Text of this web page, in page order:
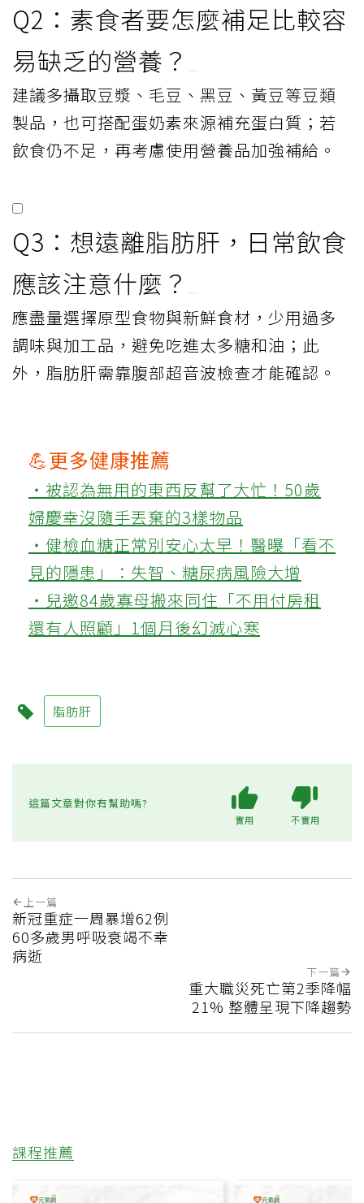
Q2：素食者要怎麼補足比較容
易缺乏的營養？
建議多攝取豆漿、毛豆、黑豆、黃豆等豆類
製品，也可搭配蛋奶素來源補充蛋白質；若
飲食仍不足，再考慮使用營養品加強補給。
Q3：想遠離脂肪肝，日常飲食
應該注意什麼？
應盡量選擇原型食物與新鮮食材，少用過多
調味與加工品，避免吃進太多糖和油；此
外，脂肪肝需靠腹部超音波檢查才能確認。
💪更多健康推薦
‧被認為無用的東西反幫了大忙！50歲
婦慶幸沒隨手丟棄的3樣物品
‧健檢血糖正常別安心太早！醫曝「看不
見的隱患」：失智、糖尿病風險大增
‧兒邀84歲寡母搬來同住「不用付房租
還有人照顧」1個月後幻滅心寒
脂肪肝
這篇文章對你有幫助嗎?
實用 不實用
上一篇
新冠重症一周暴增62例
60多歲男呼吸衰竭不幸
病逝
下一篇
重大職災死亡第2季降幅
21% 整體呈現下降趨勢
課程推薦